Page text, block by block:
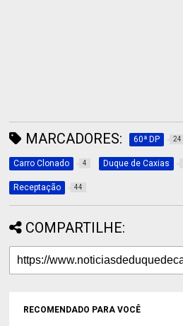
MARCADORES: 60ª DP 24
Carro Clonado 4 Duque de Caxias
Receptação 44
COMPARTILHE:
RECOMENDADO PARA VOCÊ